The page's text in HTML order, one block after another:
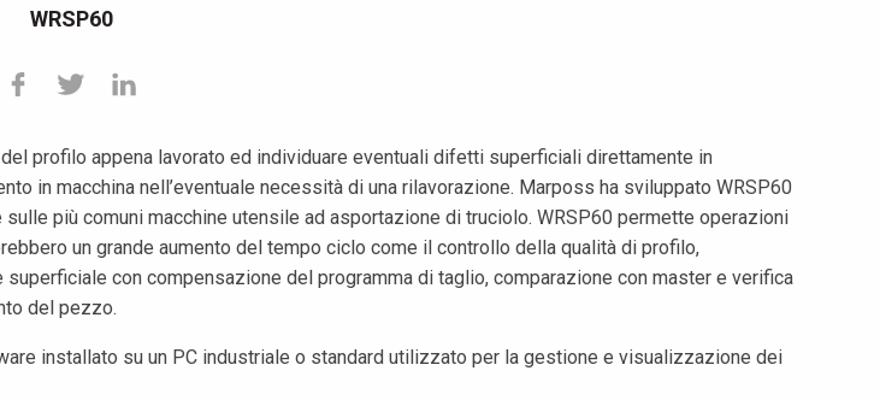
WRSP60
profilo appena lavorato ed individuare eventuali difetti superficiali direttamente in
in macchina nell’eventuale necessità di una rilavorazione. Marposs ha sviluppato WRSP60
più comuni macchine utensile ad asportazione di truciolo. WRSP60 permette operazioni
un grande aumento del tempo ciclo come il controllo della qualità di profilo,
con compensazione del programma di taglio, comparazione con master e verifica
del pezzo.
installato su un PC industriale o standard utilizzato per la gestione e visualizzazione dei
어 (Korean)
fallo ora: è gratis! Clicca qui!